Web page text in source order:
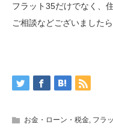
フラット35だけでなく、
ご相談などございました
お金・ローン・税金 フラ